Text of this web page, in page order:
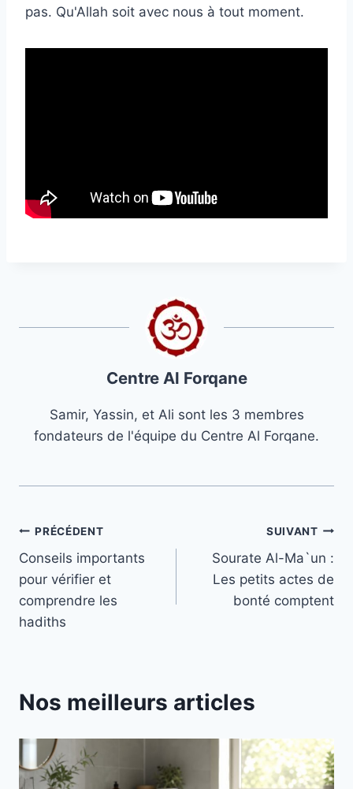
pas. Qu'Allah soit avec nous à tout moment.
Centre Al Forqane
Samir, Yassin, et Ali sont les 3 membres
fondateurs de l'équipe du Centre Al Forqane.
Navigation
de
l’article
PRÉCÉDENT
Conseils importants
pour vérifier et
comprendre les
hadiths
SUIVANT
Sourate Al-Ma`un :
Les petits actes de
bonté comptent
Nos meilleurs articles